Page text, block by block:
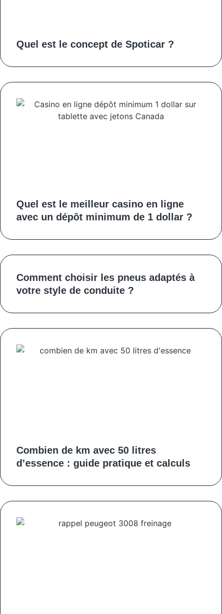
Quel est le concept de Spoticar ?
Quel est le meilleur casino en ligne
avec un dépôt minimum de 1 dollar ?
Comment choisir les pneus adaptés à
votre style de conduite ?
Combien de km avec 50 litres
d’essence : guide pratique et calculs